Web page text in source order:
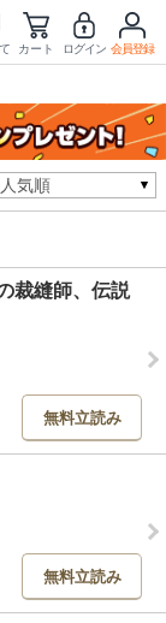
カート ログイン 会員登録
裁縫師、伝説
無料立読み
無料立読み